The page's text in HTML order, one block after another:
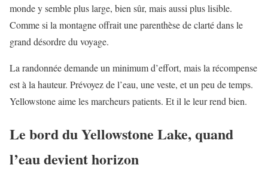
monde y semble plus large, bien sûr, mais aussi plus lisible.
Comme si la montagne offrait une parenthèse de clarté dans le
grand désordre du voyage.
La randonnée demande un minimum d’effort, mais la récompense
est à la hauteur. Prévoyez de l’eau, une veste, et un peu de temps.
Yellowstone aime les marcheurs patients. Et il le leur rend bien.
Le bord du Yellowstone Lake, quand
l’eau devient horizon